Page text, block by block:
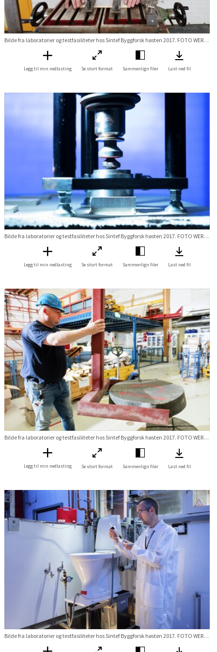
Bilde fra laboratorier og testfasiliteter hos Sintef Byggforsk høsten 2017. FOTO WERNER JUVIK Stikkord Lab labratorie Våtrom Membran gulv vegg badrom bad vvs test prøving Forskningsveien 3B
Legg til min nedlasting Se stort format Sammenlign filer Last ned fil
Bilde fra laboratorier og testfasiliteter hos Sintef Byggforsk høsten 2017. FOTO WERNER JUVIK Stikkord Lab labratorie Våtrom Membran gulv vegg badrom bad vvs test prøving Forskningsveien 3B
Legg til min nedlasting Se stort format Sammenlign filer Last ned fil
Bilde fra laboratorier og testfasiliteter hos Sintef Byggforsk høsten 2017. FOTO WERNER JUVIK Stikkord Lab labratorie betong test prøving Forskningsveien 3B
Legg til min nedlasting Se stort format Sammenlign filer Last ned fil
Bilde fra laboratorier og testfasiliteter hos Sintef Byggforsk høsten 2017. FOTO WERNER JUVIK Stikkord Lab labratorie Våtrom Bad Toalett WC vvs test prøving Forskningsveien 3B